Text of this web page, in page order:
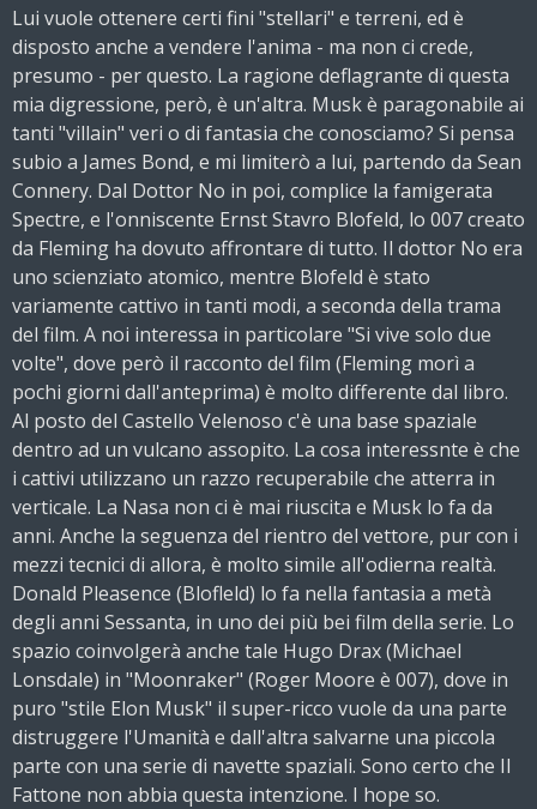
Lui vuole ottenere certi fini "stellari" e terreni, ed è
disposto anche a vendere l'anima - ma non ci crede,
presumo - per questo. La ragione deflagrante di questa
mia digressione, però, è un'altra. Musk è paragonabile ai
tanti "villain" veri o di fantasia che conosciamo? Si pensa
subio a James Bond, e mi limiterò a lui, partendo da Sean
Connery. Dal Dottor No in poi, complice la famigerata
Spectre, e l'onniscente Ernst Stavro Blofeld, lo 007 creato
da Fleming ha dovuto affrontare di tutto. Il dottor No era
uno scienziato atomico, mentre Blofeld è stato
variamente cattivo in tanti modi, a seconda della trama
del film. A noi interessa in particolare "Si vive solo due
volte", dove però il racconto del film (Fleming morì a
pochi giorni dall'anteprima) è molto differente dal libro.
Al posto del Castello Velenoso c'è una base spaziale
dentro ad un vulcano assopito. La cosa interessnte è che
i cattivi utilizzano un razzo recuperabile che atterra in
verticale. La Nasa non ci è mai riuscita e Musk lo fa da
anni. Anche la seguenza del rientro del vettore, pur con i
mezzi tecnici di allora, è molto simile all'odierna realtà.
Donald Pleasence (Blofleld) lo fa nella fantasia a metà
degli anni Sessanta, in uno dei più bei film della serie. Lo
spazio coinvolgerà anche tale Hugo Drax (Michael
Lonsdale) in "Moonraker" (Roger Moore è 007), dove in
puro "stile Elon Musk" il super-ricco vuole da una parte
distruggere l'Umanità e dall'altra salvarne una piccola
parte con una serie di navette spaziali. Sono certo che Il
Fattone non abbia questa intenzione. I hope so.